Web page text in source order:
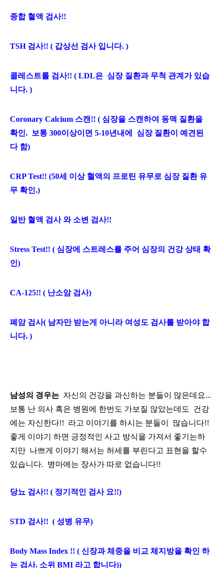
종합 혈액 검사!!
TSH 검사!! ( 갑상선 검사 입니다. )
콜레스트롤 검사!! ( LDL은 심장 질환과 무척 관계가 있습
니다. )
Coronary Calcium 스캔!! ( 심장을 스캔하여 동맥 질환을
확인. 보통 300이상이면 5-10년내에 심장 질환이 예견된
다 함)
CRP Test!! (50세 이상 혈액의 프로틴 유무로 심장 질환 유
무 확인.)
일반 혈액 검사 와 소변 검사!!
Stress Test!! ( 심장에 스트레스를 주어 심장의 건강 상태 확
인)
CA-125!! ( 난소암 검사)
폐암 검사( 남자만 받는게 아니라 여성도 검사를 받아야 합
니다. )
남성의 경우는 자신의 건강을 과신하는 분들이 많은데요...
보통 난 의사 혹은 병원에 한번도 가보질 않았는데도 건강
에는 자신한다!! 라고 이야기를 하시는 분들이 많습니다!!
좋게 이야기 하면 긍정적인 사고 방식을 가져서 좋기는하
지만 나쁘게 이야기 해서는 허세를 부린다고 표현을 할수
있습니다. 병마에는 장사가 따로 없습니다!!
당뇨 검사!! ( 정기적인 검사 요!!)
STD 검사!! ( 성병 유무)
Body Mass Index !! ( 신장과 체중을 비교 체지방을 확인 하
는 검사. 소위 BMI 라고 합니다))